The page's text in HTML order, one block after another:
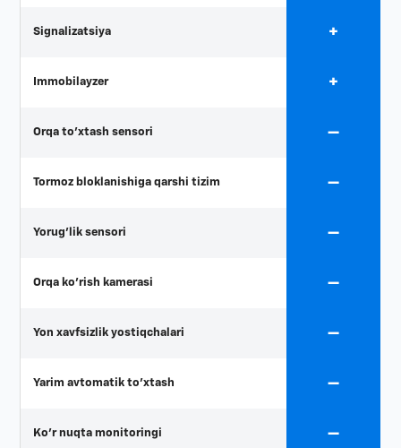
Signalizatsiya +
Immobilayzer +
Orqa to'xtash sensori —
Tormoz bloklanishiga qarshi tizim —
Yorug'lik sensori —
Orqa ko'rish kamerasi —
Yon xavfsizlik yostiqchalari —
Yarim avtomatik to'xtash —
Ko'r nuqta monitoringi —